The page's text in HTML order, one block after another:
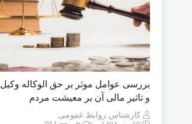
بررسی عوامل موثر بر حق الوکاله وکیل
و تاثیر مالی آن بر معیشت مردم
کارشناس روابط عمومی